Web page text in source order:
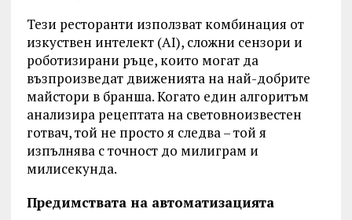
Тези ресторанти използват комбинация от
изкуствен интелект (AI), сложни сензори и
роботизирани ръце, които могат да
възпроизведат движенията на най-добрите
майстори в бранша. Когато един алгоритъм
анализира рецептата на световноизвестен
готвач, той не просто я следва – той я
изпълнява с точност до милиграм и
милисекунда.
Предимствата на автоматизацията